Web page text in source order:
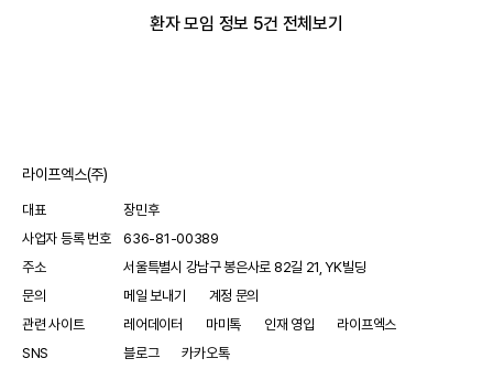
환자 모임 정보 5건 전체보기
라이프엑스(주)
대표
장민후
사업자 등록 번호
636-81-00389
주소
서울특별시 강남구 봉은사로 82길 21, YK빌딩
문의
메일 보내기
계정 문의
관련 사이트
레어데이터 마미톡 인재 영입
라이프엑스
SNS
블로그 카카오톡